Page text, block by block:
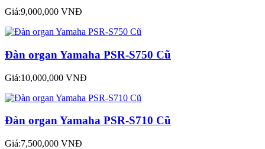
Giá:9,000,000 VNĐ
Đàn organ Yamaha PSR-S750 Cũ
Giá:10,000,000 VNĐ
Đàn organ Yamaha PSR-S710 Cũ
Giá:7,500,000 VNĐ